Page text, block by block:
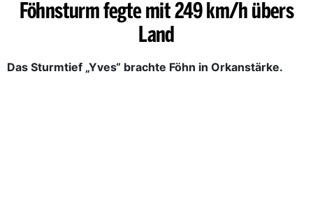
Föhnsturm fegte mit 249 km/h übers
Land
Das Sturmtief „Yves“ brachte Föhn in Orkanstärke.